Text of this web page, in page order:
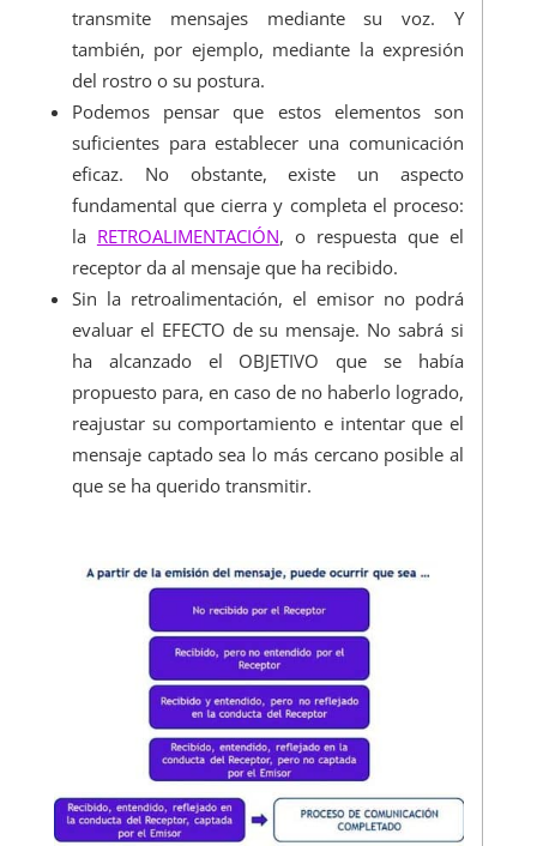
transmite mensajes mediante su voz. Y
también, por ejemplo, mediante la expresión
del rostro o su postura.
Podemos pensar que estos elementos son
suficientes para establecer una comunicación
eficaz. No obstante, existe un aspecto
fundamental que cierra y completa el proceso:
la RETROALIMENTACIÓN, o respuesta que el
receptor da al mensaje que ha recibido.
Sin la retroalimentación, el emisor no podrá
evaluar el EFECTO de su mensaje. No sabrá si
ha alcanzado el OBJETIVO que se había
propuesto para, en caso de no haberlo logrado,
reajustar su comportamiento e intentar que el
mensaje captado sea lo más cercano posible al
que se ha querido transmitir.